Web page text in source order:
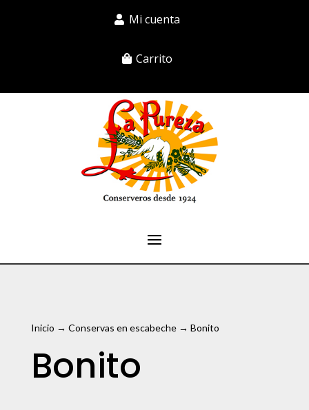
Mi cuenta
Carrito
Inicio → Conservas en escabeche→ Bonito
Bonito